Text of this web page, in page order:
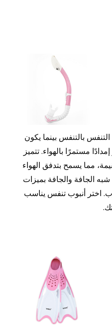
بالتنفس بينما يكون
مستمرًا بالهواء. تتميز
مما يسمح بتدفق الهواء
شبه الجافة والجافة بميزات
اختر أنبوب تنفس يناسب